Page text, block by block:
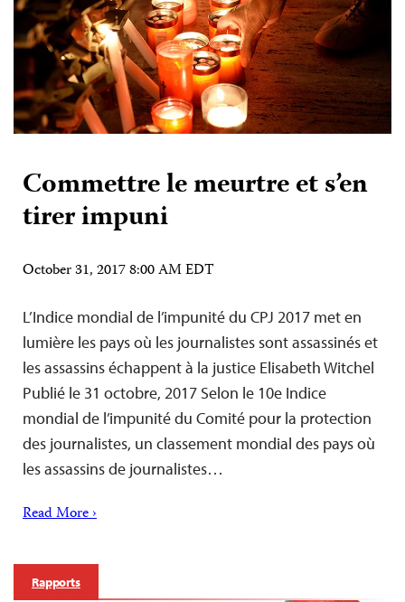
Commettre le meurtre et s’en
tirer impuni
October 31, 2017 8:00 AM EDT
L’Indice mondial de l’impunité du CPJ 2017 met en
lumière les pays où les journalistes sont assassinés et
les assassins échappent à la justice Elisabeth Witchel
Publié le 31 octobre, 2017 Selon le 10e Indice
mondial de l’impunité du Comité pour la protection
des journalistes, un classement mondial des pays où
les assassins de journalistes…
Read More ›
Rapports